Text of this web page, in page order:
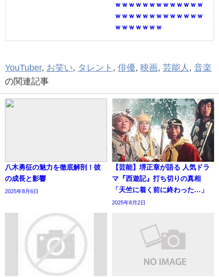
ｗｗｗｗｗｗｗｗｗｗｗｗｗ
ｗｗｗｗｗｗｗｗｗｗｗｗｗ
ｗｗｗｗｗｗｗ
YouTuber, お笑い, タレント , 俳優, 映画, 芸能人 , 音楽
の関連記事
八木勇征の魅力を徹底解剖！彼
の成長と影響
2025年8月6日
【芸能】堺正章が語る 人気ドラ
マ『西遊記』打ち切りの真相
「天竺に着く前に終わった…」
2025年8月2日